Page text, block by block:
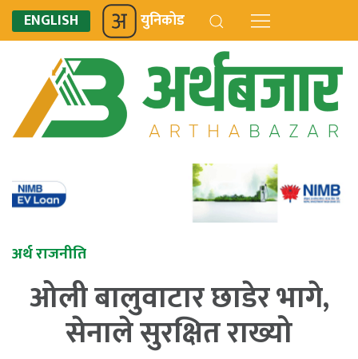
ENGLISH युनिकोड
अर्थ राजनीति
ओली बालुवाटार छाडेर भागे,
सेनाले सुरक्षित राख्यो